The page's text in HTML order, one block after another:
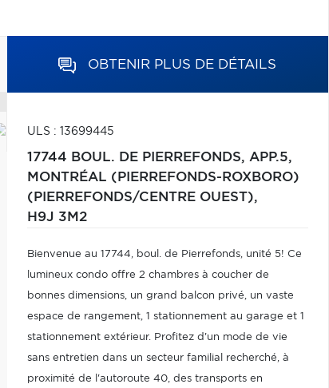
OBTENIR PLUS DE DÉTAILS
ULS : 13699445
17744 BOUL. DE PIERREFONDS, APP.5,
MONTRÉAL (PIERREFONDS-ROXBORO)
(PIERREFONDS/CENTRE OUEST),
H9J 3M2
Bienvenue au 17744, boul. de Pierrefonds, unité 5! Ce
lumineux condo offre 2 chambres à coucher de
bonnes dimensions, un grand balcon privé, un vaste
espace de rangement, 1 stationnement au garage et 1
stationnement extérieur. Profitez d'un mode de vie
sans entretien dans un secteur familial recherché, à
proximité de l'autoroute 40, des transports en